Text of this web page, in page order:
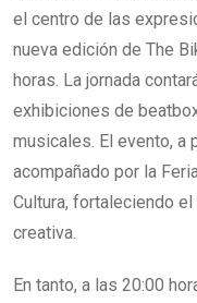
el centro de las
nueva edición de The
horas. La jornada
exhibiciones de
musicales. El evento, a
acompañado por la
Cultura, fortaleciendo
creativa.
En tanto, a las 20:00